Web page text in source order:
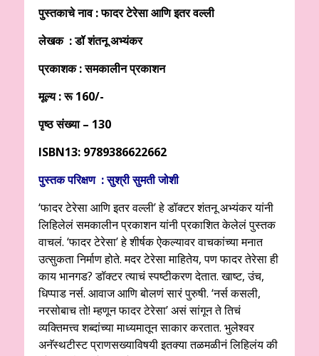
पुस्तकाचे नाव : फादर टेरेसा आणि इतर वल्ली
लेखक : डॉ शंतनू अभ्यंकर
प्रकाशक : समकालीन प्रकाशन
मूल्य : रू 160/-
पृष्ठ संख्या – 130
ISBN13: 9789386622662
पुस्तक परिक्षण : सुश्री सुमती जोशी
‘फादर टेरेसा आणि इतर वल्ली’ हे डॉक्टर शंतनू अभ्यंकर यांनी
लिहिलेलं समकालीन प्रकाशन यांनी प्रकाशित केलेलं पुस्तक
वाचलं. ‘फादर टेरेसा’ हे शीर्षक ऐकल्यावर वाचकांच्या मनात
उत्सुकता निर्माण होते. मदर टेरेसा माहितेय, पण फादर तेरेसा ही
काय भानगड? डॉक्टर त्याचं स्पष्टीकरण देतात. खाष्ट, उंच,
धिप्पाड नर्स. आवाज आणि बोलणं सारं पुरुषी. ‘नर्स कसली,
नरसोबाच तो! म्हणून फादर टेरेसा’ असं सांगून ते तिचं
व्यक्तिमत्त्व शब्दांच्या माध्यमातून साकार करतात. भुलेश्वर
अनॅस्थटीस्ट प्राणसख्याविषयी इतक्या तळमळीनं लिहिलंय की